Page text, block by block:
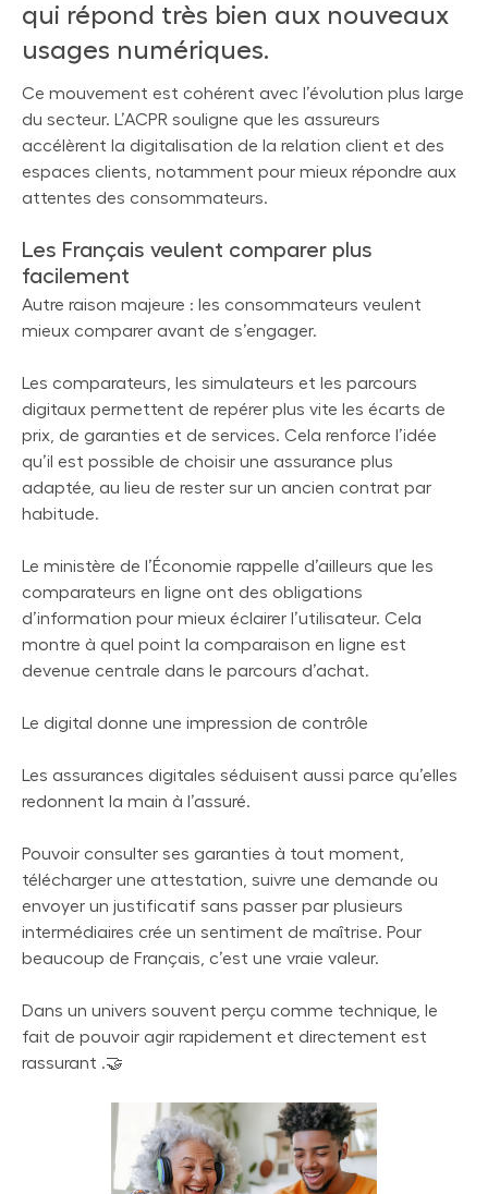
qui répond très bien aux nouveaux
usages numériques.
Ce mouvement est cohérent avec l’évolution plus large
du secteur. L’ACPR souligne que les assureurs
accélèrent la digitalisation de la relation client et des
espaces clients, notamment pour mieux répondre aux
attentes des consommateurs.
Les Français veulent comparer plus
facilement
Autre raison majeure : les consommateurs veulent
mieux comparer avant de s’engager.
Les comparateurs, les simulateurs et les parcours
digitaux permettent de repérer plus vite les écarts de
prix, de garanties et de services. Cela renforce l’idée
qu’il est possible de choisir une assurance plus
adaptée, au lieu de rester sur un ancien contrat par
habitude.
Le ministère de l’Économie rappelle d’ailleurs que les
comparateurs en ligne ont des obligations
d’information pour mieux éclairer l’utilisateur. Cela
montre à quel point la comparaison en ligne est
devenue centrale dans le parcours d’achat.
Le digital donne une impression de contrôle
Les assurances digitales séduisent aussi parce qu’elles
redonnent la main à l’assuré.
Pouvoir consulter ses garanties à tout moment,
télécharger une attestation, suivre une demande ou
envoyer un justificatif sans passer par plusieurs
intermédiaires crée un sentiment de maîtrise. Pour
beaucoup de Français, c’est une vraie valeur.
Dans un univers souvent perçu comme technique, le
fait de pouvoir agir rapidement et directement est
rassurant .🤝